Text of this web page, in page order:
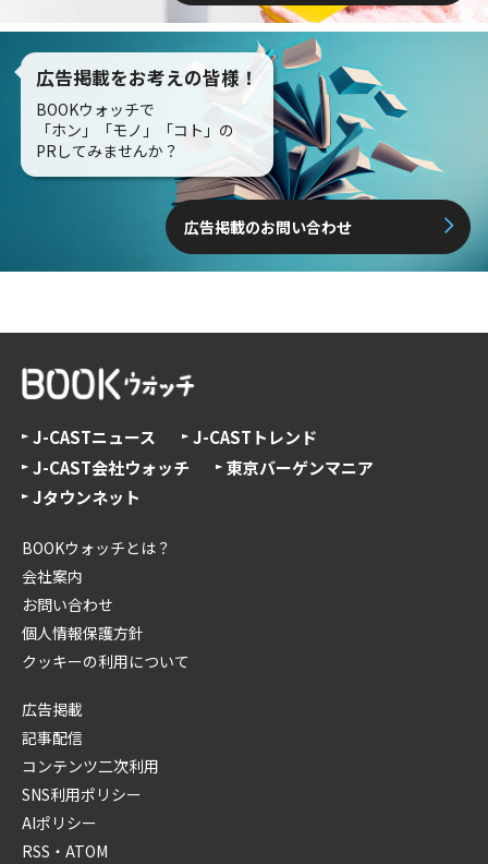
広告掲載をお考えの皆様！
BOOKウォッチで
「ホン」「モノ」「コト」の
PRしてみませんか？
広告掲載のお問い合わせ
J-CASTニュース
J-CASTトレンド
J-CAST会社ウォッチ
東京バーゲンマニア
Jタウンネット
BOOKウォッチとは？
会社案内
お問い合わせ
個人情報保護方針
クッキーの利用について
広告掲載
記事配信
コンテンツ二次利用
SNS利用ポリシー
AIポリシー
RSS・ATOM